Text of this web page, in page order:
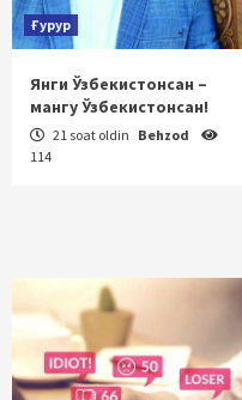
Ғурур
Янги Ўзбекистонсан –
мангу Ўзбекистонсан!
21 soat oldin Behzod
114